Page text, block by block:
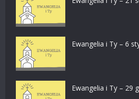
Ewangelia i Ty – 6
Ewangelia i Ty – 29